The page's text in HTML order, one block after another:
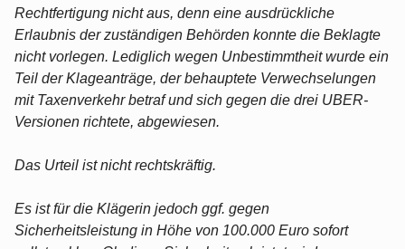
Rechtfertigung nicht aus, denn eine ausdrückliche
Erlaubnis der zuständigen Behörden konnte die Beklagte
nicht vorlegen. Lediglich wegen Unbestimmtheit wurde ein
Teil der Klageanträge, der behauptete Verwechselungen
mit Taxenverkehr betraf und sich gegen die drei UBER-
Versionen richtete, abgewiesen.
Das Urteil ist nicht rechtskräftig.
Es ist für die Klägerin jedoch ggf. gegen
Sicherheitsleistung in Höhe von 100.000 Euro sofort